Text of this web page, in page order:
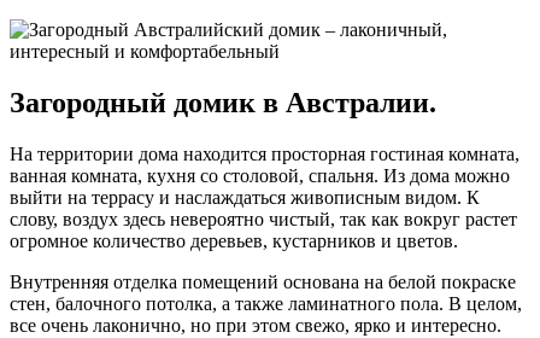
Загородный домик в Австралии.
На территории дома находится просторная гостиная комната,
ванная комната, кухня со столовой, спальня. Из дома можно
выйти на террасу и наслаждаться живописным видом. К
слову, воздух здесь невероятно чистый, так как вокруг растет
огромное количество деревьев, кустарников и цветов.
Внутренняя отделка помещений основана на белой покраске
стен, балочного потолка, а также ламинатного пола. В целом,
все очень лаконично, но при этом свежо, ярко и интересно.